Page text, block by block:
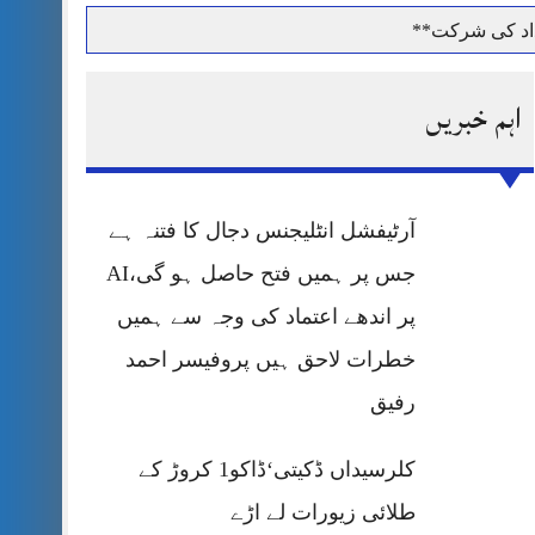
کی شرکت**
پر قربان
پریس کانفرنس
اہم خبریں
آرٹیفشل انٹلیجنس دجال کا فتنہ ہے
جس پر ہمیں فتح حاصل ہو گی،AI
پر اندھے اعتماد کی وجہ سے ہمیں
خطرات لاحق ہیں پروفیسر احمد
رفیق
کلرسیداں ڈکیتی‘ڈاکو1 کروڑ کے
طلائی زیورات لے اڑے